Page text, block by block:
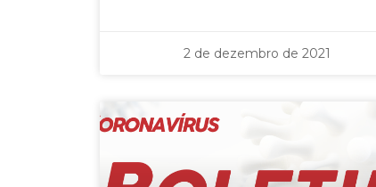
2 de dezembro de 2021